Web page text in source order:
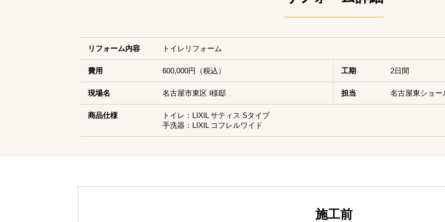
リフォーム内容 トイレリフォーム
費用 600,000円（税込） 工期 2日間
現場名 名古屋市東区 I様邸 担当 名古屋東ショー
商品仕様
トイレ：LIXIL サティス Sタイプ
手洗器：LIXIL コフレルワイド
施工前